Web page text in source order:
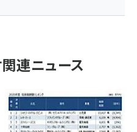
連ニュース